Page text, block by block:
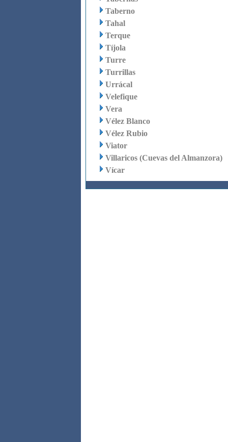
Taberno
Tahal
Terque
Tíjola
Turre
Turrillas
Urrácal
Velefique
Vera
Vélez Blanco
Vélez Rubio
Viator
Villaricos (Cuevas del Almanzora)
Vícar